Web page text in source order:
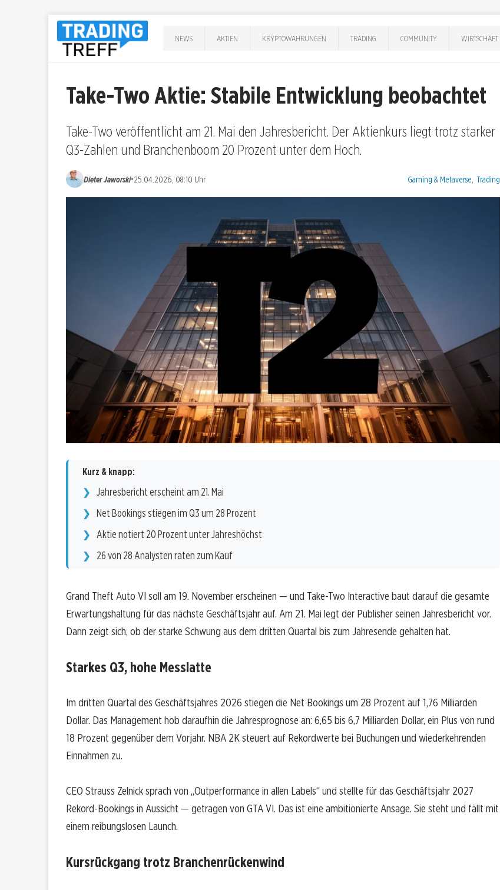
NEWS AKTIEN KRYPTOWÄHRUNGEN TRADING COMMUNITY WIRTSCHAFT
Take-Two Aktie: Stabile Entwicklung beobachtet
Take-Two veröffentlicht am 21. Mai den Jahresbericht. Der Aktienkurs liegt trotz starker
Q3-Zahlen und Branchenboom 20 Prozent unter dem Hoch.
Dieter Jaworski•25.04.2026, 08:10 Uhr Kategorien:
Gaming & Metaverse Trading
Kurz & knapp:
Jahresbericht erscheint am 21. Mai
Net Bookings stiegen im Q3 um 28 Prozent
Aktie notiert 20 Prozent unter Jahreshöchst
26 von 28 Analysten raten zum Kauf
Grand Theft Auto VI soll am 19. November erscheinen — und Take-Two Interactive baut darauf die gesamte
Erwartungshaltung für das nächste Geschäftsjahr auf. Am 21. Mai legt der Publisher seinen Jahresbericht vor.
Dann zeigt sich, ob der starke Schwung aus dem dritten Quartal bis zum Jahresende gehalten hat.
Starkes Q3, hohe Messlatte
Im dritten Quartal des Geschäftsjahres 2026 stiegen die Net Bookings um 28 Prozent auf 1,76 Milliarden
Dollar. Das Management hob daraufhin die Jahresprognose an: 6,65 bis 6,7 Milliarden Dollar, ein Plus von rund
18 Prozent gegenüber dem Vorjahr. NBA 2K steuert auf Rekordwerte bei Buchungen und wiederkehrenden
Einnahmen zu.
CEO Strauss Zelnick sprach von „Outperformance in allen Labels“ und stellte für das Geschäftsjahr 2027
Rekord-Bookings in Aussicht — getragen von GTA VI. Das ist eine ambitionierte Ansage. Sie steht und fällt mit
einem reibungslosen Launch.
Kursrückgang trotz Branchenrückenwind